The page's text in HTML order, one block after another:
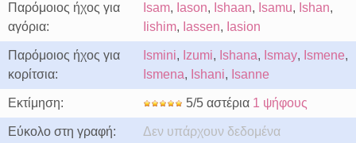
Παρόμοιος ήχος για
αγόρια:
Isam, Iason, Ishaan, Isamu, Ishan,
Iishim, Iassen, Iasion
Παρόμοιος ήχος για
κορίτσια:
Ismini, Izumi, Ishana, Ismay, Ismene,
Ismena, Ishani, Isanne
Εκτίμηση: 5/5 αστέρια 1 ψήφους
Εύκολο στη γραφή: Δεν υπάρχουν δεδομένα